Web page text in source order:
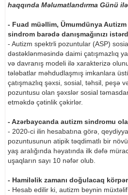
haqqında Məlumatlandırma Günü
- Fuad müəllim, Ümumdünya
sindrom barədə danışmağınızı
- Autizm spektrli pozuntular (ASP)
dəstəklənməsində daimi çatışmazlıq
və davranış modeli ilə xarakterizə
tələbatlar məhdudlaşmış imkanlara
çatışmazlıq şəxsi, sosial, təhsil, peşə
pozuntusu olan şəxslər sosial
etməkdə çətinlik çəkirlər.
- Azərbaycanda autizm sindromu
- 2020-ci ilin hesabatına görə,
pozuntusunun atipik təqdimatlı bir
yaş aralığında həyatında ilk dəfə
uşaqların sayı 10 nəfər olub.
- Hamiləlik zamanı doğulacaq
- Hesab edilir ki, autizm beynin